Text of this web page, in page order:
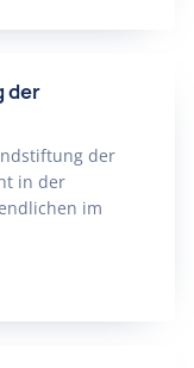
der
der
in der
im